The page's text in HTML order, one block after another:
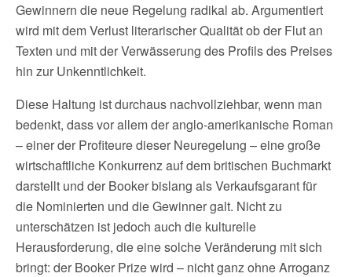
Gewinnern die neue Regelung radikal ab. Argumentiert
wird mit dem Verlust literarischer Qualität ob der Flut an
Texten und mit der Verwässerung des Profils des Preises
hin zur Unkenntlichkeit.
Diese Haltung ist durchaus nachvollziehbar, wenn man
bedenkt, dass vor allem der anglo-amerikanische Roman
– einer der Profiteure dieser Neuregelung – eine große
wirtschaftliche Konkurrenz auf dem britischen Buchmarkt
darstellt und der Booker bislang als Verkaufsgarant für
die Nominierten und die Gewinner galt. Nicht zu
unterschätzen ist jedoch auch die kulturelle
Herausforderung, die eine solche Veränderung mit sich
bringt: der Booker Prize wird – nicht ganz ohne Arroganz